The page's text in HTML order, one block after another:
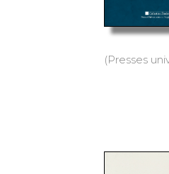
(Presses